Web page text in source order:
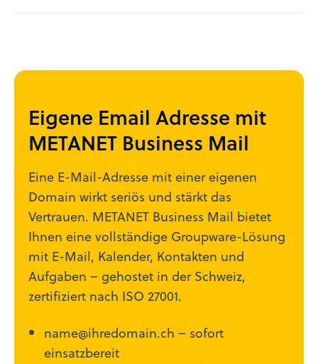
Eigene Email Adresse mit
METANET Business Mail
Eine E-Mail-Adresse mit einer eigenen
Domain wirkt seriös und stärkt das
Vertrauen. METANET Business Mail bietet
Ihnen eine vollständige Groupware-Lösung
mit E-Mail, Kalender, Kontakten und
Aufgaben – gehostet in der Schweiz,
zertifiziert nach ISO 27001.
name@ihredomain.ch – sofort
einsatzbereit